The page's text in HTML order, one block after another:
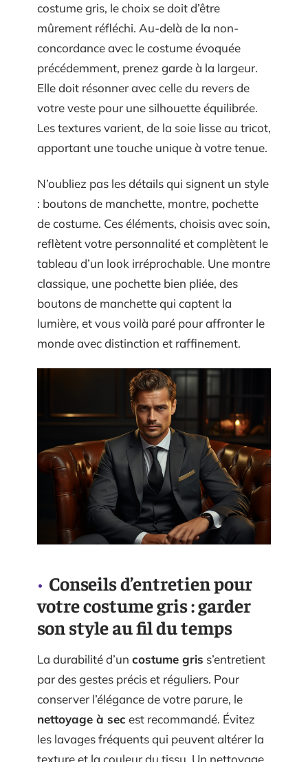
costume gris, le choix se doit d’être
mûrement réfléchi. Au-delà de la non-
concordance avec le costume évoquée
précédemment, prenez garde à la largeur.
Elle doit résonner avec celle du revers de
votre veste pour une silhouette équilibrée.
Les textures varient, de la soie lisse au tricot,
apportant une touche unique à votre tenue.
N’oubliez pas les détails qui signent un style
: boutons de manchette, montre, pochette
de costume. Ces éléments, choisis avec soin,
reflètent votre personnalité et complètent le
tableau d’un look irréprochable. Une montre
classique, une pochette bien pliée, des
boutons de manchette qui captent la
lumière, et vous voilà paré pour affronter le
monde avec distinction et raffinement.
Conseils d’entretien pour
votre costume gris : garder
son style au fil du temps
La durabilité d’un costume gris s’entretient
par des gestes précis et réguliers. Pour
conserver l’élégance de votre parure, le
nettoyage à sec est recommandé. Évitez
les lavages fréquents qui peuvent altérer la
texture et la couleur du tissu. Un nettoyage